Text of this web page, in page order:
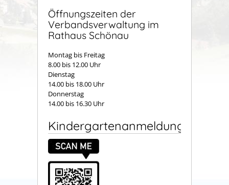
Öffnungszeiten der
Verbandsverwaltung im
Rathaus Schönau
Montag bis Freitag
8.00 bis 12.00 Uhr
Dienstag
14.00 bis 18.00 Uhr
Donnerstag
14.00 bis 16.30 Uhr
Kindergartenanmeldung